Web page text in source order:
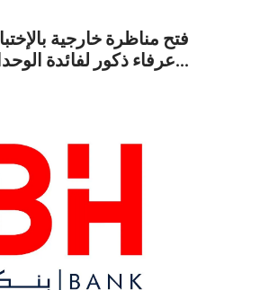
فتح مناظرة خارجية
عرفاء ذكور لفائدة الوحدات الحدودية...